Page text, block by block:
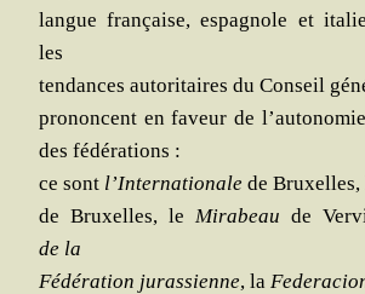
langue fran­çaise, espa­gnole et
les
ten­dances auto­ri­taires du Conseil
pro­noncent en faveur de
des fédérations :
ce sont l’In­ter­na­tio­nale de Bruxelles,
de Bruxelles, le Mira­beau de
de la
Fédé­ra­tion juras­sienne, la